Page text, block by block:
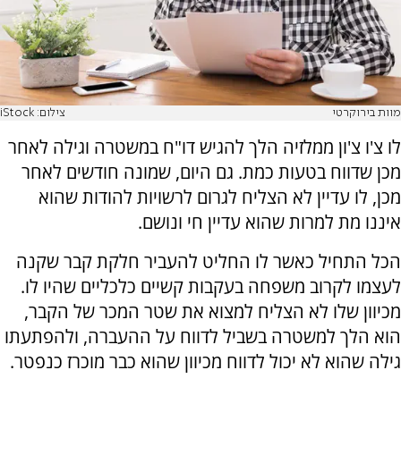
מוות בירוקרטי צילום: iStock
לו צ'ו צ'ון ממלזיה הלך להגיש דו"ח במשטרה וגילה לאחר
מכן שדווח בטעות כמת. גם היום, שמונה חודשים לאחר
מכן, לו עדיין לא הצליח לגרום לרשויות להודות שהוא
איננו מת למרות שהוא עדיין חי ונושם.
הכל התחיל כאשר לו החליט להעביר חלקת קבר שקנה
לעצמו לקרוב משפחה בעקבות קשיים כלכליים שהיו לו.
מכיוון שלו לא הצליח למצוא את שטר המכר של הקבר,
הוא הלך למשטרה בשביל לדווח על ההעברה, ולהפתעתו
גילה שהוא לא יכול לדווח מכיוון שהוא כבר מוכרז כנפטר.